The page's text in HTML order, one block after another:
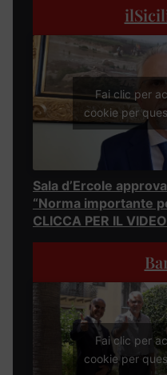
Fai clic per
cookie per
Sala d’Ercole
“Norma importante
CLICCA PER IL VIDEO
Fai clic per
cookie per